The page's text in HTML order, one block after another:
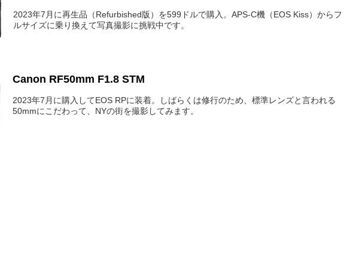
2023年7月に再生品（Refurbished版）を599ドルで購入。APS-C機（EOS Kiss）からフ
ルサイズに乗り換えて写真撮影に挑戦中です。
Canon RF50mm F1.8 STM
2023年7月に購入してEOS RPに装着。しばらくは修行のため、標準レンズと言われる
50mmにこだわって、NYの街を撮影してみます。